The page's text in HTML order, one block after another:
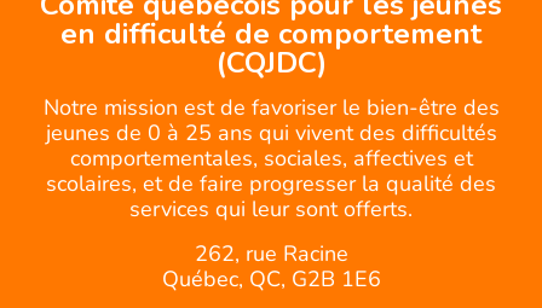
en difficulté de comportement
(CQJDC)
Notre mission est de favoriser le bien-être des
jeunes de 0 à 25 ans qui vivent des difficultés
comportementales, sociales, affectives et
scolaires, et de faire progresser la qualité des
services qui leur sont offerts.
262, rue Racine
Québec, QC, G2B 1E6